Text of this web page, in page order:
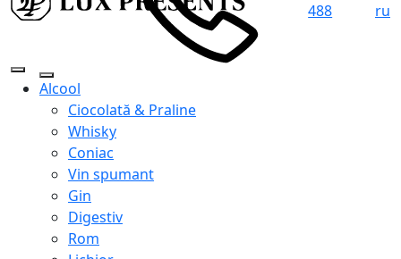
488
ru
Alcool
Ciocolată & Praline
Whisky
Coniac
Vin spumant
Gin
Digestiv
Rom